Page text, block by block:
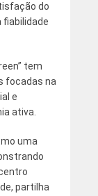
do
tem
focadas na
e
ativa.
uma
partilha